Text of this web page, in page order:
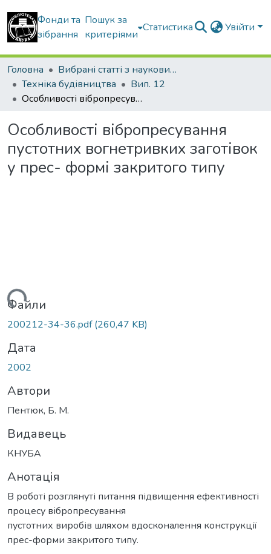
Фонди та
зібрання
Пошук за
критеріями
Статистика Увійти
Головна
Вибрані статті з наукових збірників КНУБА
Техніка будівництва
Вип. 12
Особливості вібропресування пустотних вогнетривких заготівок у прес- формі закритого типу
Особливості вібропресування
пустотних вогнетривких заготівок
у прес- формі закритого типу
Файли
200212-34-36.pdf(260,47 KB)
Дата
2002
Автори
Пентюк, Б. М.
Видавець
КНУБА
Анотація
В роботі розглянуті питання підвищення ефективності
процесу вібропресування
пустотних виробів шляхом вдосконалення конструкції
прес-форми закритого типу.